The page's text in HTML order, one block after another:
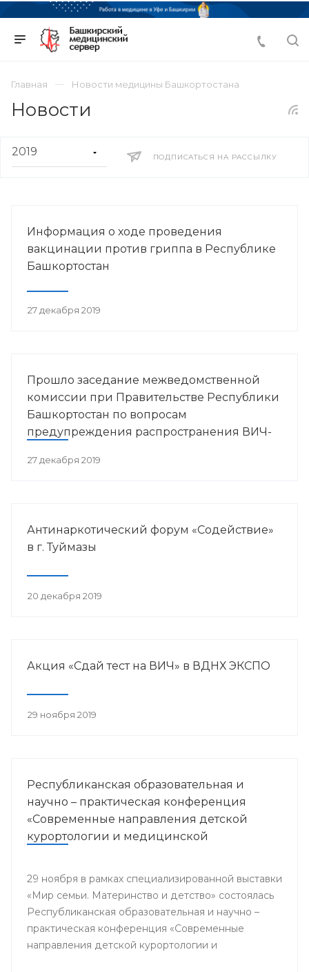
Главная Новости медицины Башкортостана
Новости
ПОДПИСАТЬСЯ НА РАССЫЛКУ
Информация о ходе проведения
вакцинации против гриппа в Республике
Башкортостан
27 декабря 2019
Прошло заседание межведомственной
комиссии при Правительстве Республики
Башкортостан по вопросам
предупреждения распространения ВИЧ-
27 декабря 2019
Антинаркотический форум «Содействие»
в г. Туймазы
20 декабря 2019
Акция «Сдай тест на ВИЧ» в ВДНХ ЭКСПО
29 ноября 2019
Республиканская образовательная и
научно – практическая конференция
«Современные направления детской
курортологии и медицинской
29 ноября в рамках специализированной выставки
«Мир семьи. Материнство и детство» состоялась
Республиканская образовательная и научно –
практическая конференция «Современные
направления детской курортологии и